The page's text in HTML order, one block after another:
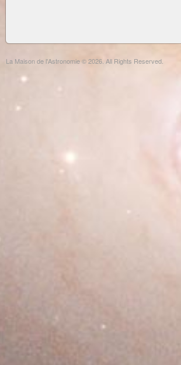
La Maison de l'Astronomie © 2026. All Rights Reserved.